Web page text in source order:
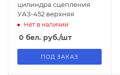
цилиндра сцепления
УАЗ-452 верхняя
Нет в наличии
0 бел. руб./шт
ПОД ЗАКАЗ